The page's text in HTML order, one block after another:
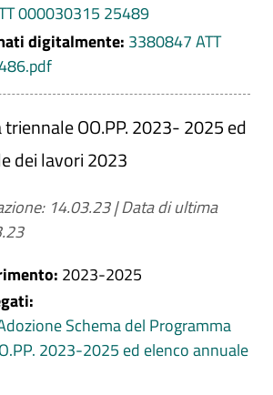
000030315 25489
digitalmente: 3380847 ATT
OO.PP. 2023- 2025 ed
dei lavori 2023
14.03.23|Data di ultima
2023-2025
Schema del Programma
2023-2025 ed elenco annuale